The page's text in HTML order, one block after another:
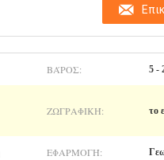
ΒΆΡΟΣ: 5 -
ΖΩΓΡΑΦΙΚΉ: το
ΕΦΑΡΜΟΓΉ: